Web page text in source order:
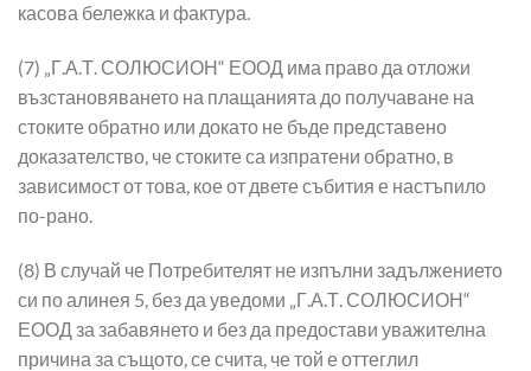
касова бележка и фактура.
(7) „Г.А.Т. СОЛЮСИОН“ ЕООД има право да отложи
възстановяването на плащанията до получаване на
стоките обратно или докато не бъде представено
доказателство, че стоките са изпратени обратно, в
зависимост от това, кое от двете събития е настъпило
по-рано.
(8) В случай че Потребителят не изпълни задължението
си по алинея 5, без да уведоми „Г.А.Т. СОЛЮСИОН“
ЕООД за забавянето и без да предостави уважителна
причина за същото, се счита, че той е оттеглил